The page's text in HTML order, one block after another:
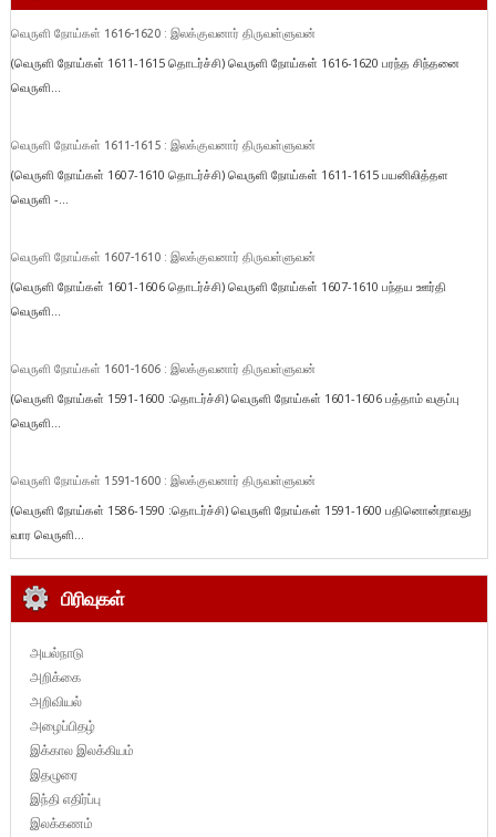
வெருளி நோய்கள் 1616-1620 : இலக்குவனார் திருவள்ளுவன்
(வெருளி நோய்கள் 1611-1615 தொடர்ச்சி) வெருளி நோய்கள் 1616-1620 பரந்த சிந்தனை
வெருளி...
வெருளி நோய்கள் 1611-1615 : இலக்குவனார் திருவள்ளுவன்
(வெருளி நோய்கள் 1607-1610 தொடர்ச்சி) வெருளி நோய்கள் 1611-1615 பயனிலித்தள
வெருளி -...
வெருளி நோய்கள் 1607-1610 : இலக்குவனார் திருவள்ளுவன்
(வெருளி நோய்கள் 1601-1606 தொடர்ச்சி) வெருளி நோய்கள் 1607-1610 பந்தய ஊர்தி
வெருளி...
வெருளி நோய்கள் 1601-1606 : இலக்குவனார் திருவள்ளுவன்
(வெருளி நோய்கள் 1591-1600 :தொடர்ச்சி) வெருளி நோய்கள் 1601-1606 பத்தாம் வகுப்பு
வெருளி...
வெருளி நோய்கள் 1591-1600 : இலக்குவனார் திருவள்ளுவன்
(வெருளி நோய்கள் 1586-1590 :தொடர்ச்சி) வெருளி நோய்கள் 1591-1600 பதினொன்றாவது
வார வெருளி...
பிரிவுகள்
அயல்நாடு
அறிக்கை
அறிவியல்
அழைப்பிதழ்
இக்கால இலக்கியம்
இதழுரை
இந்தி எதிர்ப்பு
இலக்கணம்